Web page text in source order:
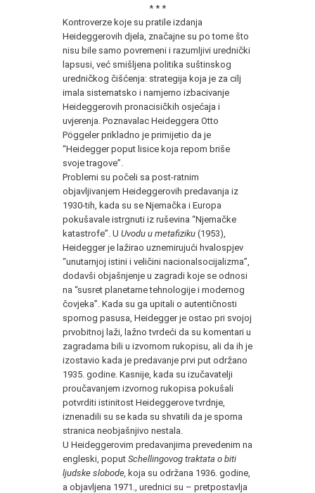
* * *
Kontroverze koje su pratile izdanja
Heideggerovih djela, značajne su po tome što
nisu bile samo povremeni i razumljivi urednički
lapsusi, već smišljena politika suštinskog
uredničkog čišćenja: strategija koja je za cilj
imala sistematsko i namjerno izbacivanje
Heideggerovih pronacisičkih osjećaja i
uvjerenja. Poznavalac Heideggera Otto
Pöggeler prikladno je primijetio da je
“Heidegger poput lisice koja repom briše
svoje tragove”.
Problemi su počeli sa post-ratnim
objavljivanjem Heideggerovih predavanja iz
1930-tih, kada su se Njemačka i Europa
pokušavale istrgnuti iz ruševina “Njemačke
katastrofe”. U Uvodu u metafiziku (1953),
Heidegger je lažirao uznemirujući hvalospjev
“unutarnjoj istini i veličini nacionalsocijalizma”,
dodavši objašnjenje u zagradi koje se odnosi
na “susret planetarne tehnologije i modernog
čovjeka”. Kada su ga upitali o autentičnosti
spornog pasusa, Heidegger je ostao pri svojoj
prvobitnoj laži, lažno tvrdeći da su komentari u
zagradama bili u izvornom rukopisu, ali da ih je
izostavio kada je predavanje prvi put održano
1935. godine. Kasnije, kada su izučavatelji
proučavanjem izvornog rukopisa pokušali
potvrditi istinitost Heideggerove tvrdnje,
iznenadili su se kada su shvatili da je sporna
stranica neobjašnjivo nestala.
U Heideggerovim predavanjima prevedenim na
engleski, poput Schellingovog traktata o biti
ljudske slobode, koja su održana 1936. godine,
a objavljena 1971., urednici su – pretpostavlja